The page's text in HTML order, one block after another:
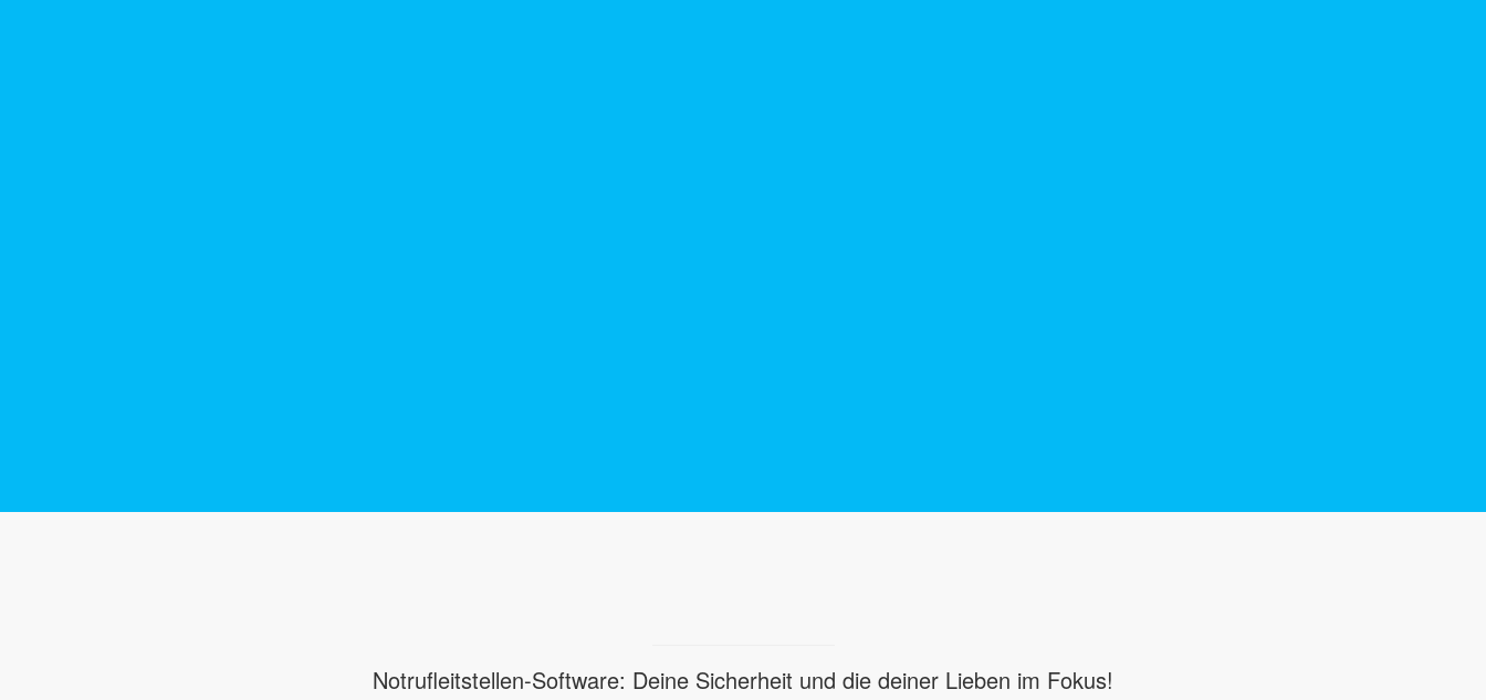
Notrufleitstellen-Software: Deine Sicherheit und die deiner Lieben im Fokus!